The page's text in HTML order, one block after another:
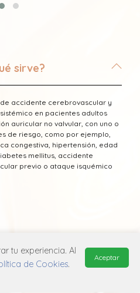
sirve?
accidente cerebrovascular y
en pacientes adultos
auricular no valvular, con uno o
de riesgo, como por ejemplo,
congestiva, hipertensión, edad
mellitus, accidente
previo o ataque isquémico
en el Vademecum
Edifarm (ISBN: 9798281009201)
tu experiencia. Al
de Cookies.
Aceptar